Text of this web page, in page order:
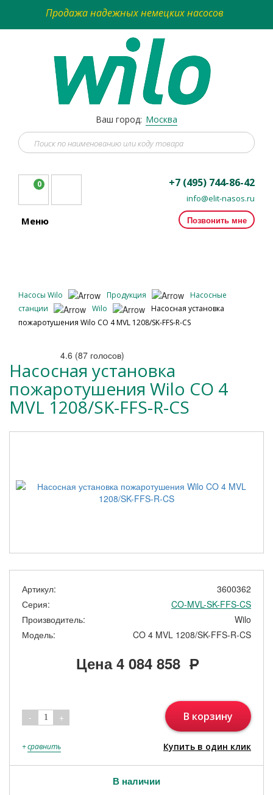
Продажа надежных немецких насосов
Ваш город: Москва
0 +7 (495) 744-86-42
info@elit-nasos.ru
Позвонить мне
Меню
Насосы Wilo Продукция
Насосные
станции
Wilo
Насосная установка
пожаротушения Wilo CO 4 MVL 1208/SK-FFS-R-CS
4.6 (87 голосов)
Насосная установка
пожаротушения Wilo CO 4
MVL 1208/SK-FFS-R-CS
Артикул:
3600362
Серия:
CO-MVL-SK-FFS-CS
Производитель:
Wilo
Модель:
CO 4 MVL 1208/SK-FFS-R-CS
Цена4 084 858 Р
- 1 + В корзину
+сравнить Купить в один клик
В наличии